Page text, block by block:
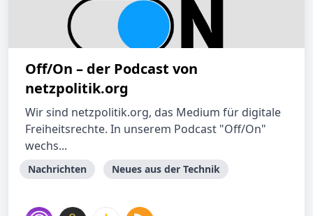
Off/On – der Podcast von
netzpolitik.org
Wir sind netzpolitik.org, das Medium für digitale
Freiheitsrechte. In unserem Podcast "Off/On"
wechs...
Nachrichten Neues aus der Technik